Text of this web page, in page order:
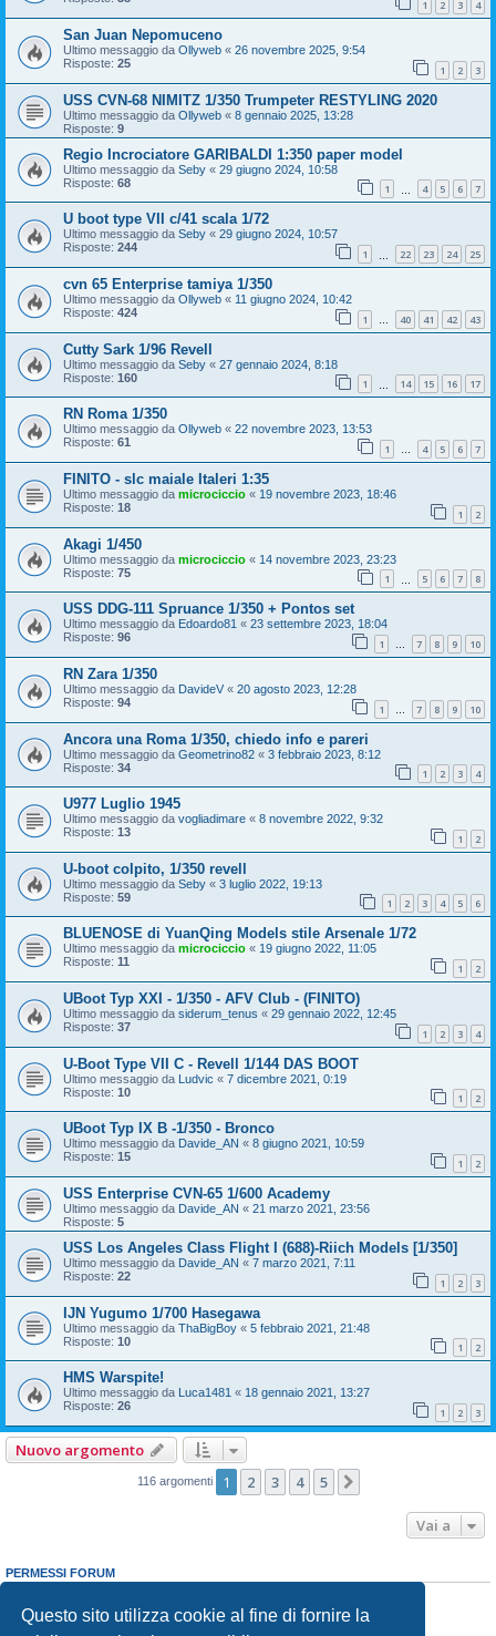
Questo sito utilizza cookie al fine di fornire la
1 2 3 4
San Juan Nepomuceno
Ultimo messaggio da Ollyweb « 26 novembre 2025, 9:54
Risposte: 25 1 2 3
USS CVN-68 NIMITZ 1/350 Trumpeter RESTYLING 2020
Ultimo messaggio da Ollyweb « 8 gennaio 2025, 13:28
Risposte: 9
Regio Incrociatore GARIBALDI 1:350 paper model
Ultimo messaggio da Seby « 29 giugno 2024, 10:58
Risposte: 68 1 4 5 6 7
U boot type VII c/41 scala 1/72
Ultimo messaggio da Seby « 29 giugno 2024, 10:57
Risposte: 244 1 22 23 24 25
cvn 65 Enterprise tamiya 1/350
Ultimo messaggio da Ollyweb « 11 giugno 2024, 10:42
Risposte: 424 1 … 40 41 42 43
Cutty Sark 1/96 Revell
Ultimo messaggio da Seby « 27 gennaio 2024, 8:18
Risposte: 160 1 14 15 16 17
RN Roma 1/350
Ultimo messaggio da Ollyweb « 22 novembre 2023, 13:53
Risposte: 61 1 … 4 5 6 7
FINITO - slc maiale Italeri 1:35
Ultimo messaggio da microciccio « 19 novembre 2023, 18:46
Risposte: 18 1 2
Akagi 1/450
Ultimo messaggio da microciccio « 14 novembre 2023, 23:23
Risposte: 75 1 5 6 7 8
USS DDG-111 Spruance 1/350 + Pontos set
Ultimo messaggio da Edoardo81 « 23 settembre 2023, 18:04
Risposte: 96 1 … 7 8 9 10
RN Zara 1/350
Ultimo messaggio da DavideV « 20 agosto 2023, 12:28
Risposte: 94 1 7 8 9 10
Ancora una Roma 1/350, chiedo info e pareri
Ultimo messaggio da Geometrino82 « 3 febbraio 2023, 8:12
Risposte: 34 1 2 3 4
U977 Luglio 1945
Ultimo messaggio da vogliadimare « 8 novembre 2022, 9:32
Risposte: 13 1 2
U-boot colpito, 1/350 revell
Ultimo messaggio da Seby « 3 luglio 2022, 19:13
Risposte: 59 1 2 3 4 5 6
BLUENOSE di YuanQing Models stile Arsenale 1/72
Ultimo messaggio da microciccio « 19 giugno 2022, 11:05
Risposte: 11 1 2
UBoot Typ XXI - 1/350 - AFV Club - (FINITO)
Ultimo messaggio da siderum_tenus « 29 gennaio 2022, 12:45
Risposte: 37 1 2 3 4
U-Boot Type VII C - Revell 1/144 DAS BOOT
Ultimo messaggio da Ludvic « 7 dicembre 2021, 0:19
Risposte: 10 1 2
UBoot Typ IX B -1/350 - Bronco
Ultimo messaggio da Davide_AN « 8 giugno 2021, 10:59
Risposte: 15 1 2
USS Enterprise CVN-65 1/600 Academy
Ultimo messaggio da Davide_AN « 21 marzo 2021, 23:56
Risposte: 5
USS Los Angeles Class Flight I (688)-Riich Models [1/350]
Ultimo messaggio da Davide_AN « 7 marzo 2021, 7:11
Risposte: 22 1 2 3
IJN Yugumo 1/700 Hasegawa
Ultimo messaggio da ThaBigBoy « 5 febbraio 2021, 21:48
Risposte: 10 1 2
HMS Warspite!
Ultimo messaggio da Luca1481 « 18 gennaio 2021, 13:27
Risposte: 26 1 2 3
Nuovo argomento
116 argomenti 1 2 3 4 5
Vai a
PERMESSI FORUM
Non puoirispondere negli argomenti
Non puoimodificare i tuoi messaggi